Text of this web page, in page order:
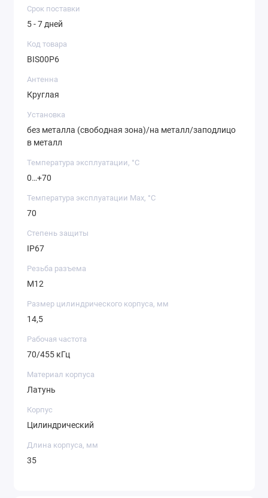
Срок поставки
5 - 7 дней
Код товара
BIS00P6
Антенна
Круглая
Установка
без металла (свободная зона)/на металл/заподлицо
в металл
Температура эксплуатации, °C
0…+70
Температура эксплуатации Max, °C
70
Степень защиты
IP67
Резьба разъема
M12
Размер цилиндрического корпуса, мм
14,5
Рабочая частота
70/455 кГц
Материал корпуса
Латунь
Корпус
Цилиндрический
Длина корпуса, мм
35